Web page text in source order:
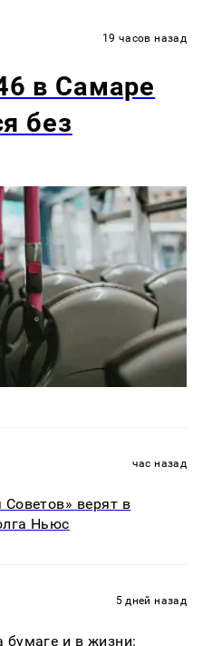
19 часов назад
в Самаре
без
час назад
верят в
Ньюс
5 дней назад
бумаге и в жизни: